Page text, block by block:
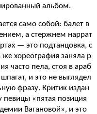
альбом.
само собой: балет в
а стержнем наррат
— это подтанцовка, с
хореография заняла р
часто пела, стоя в араб
и это не выглядел
фразу. Критик издан
певицы «пятая позиция
Вагановой», и это